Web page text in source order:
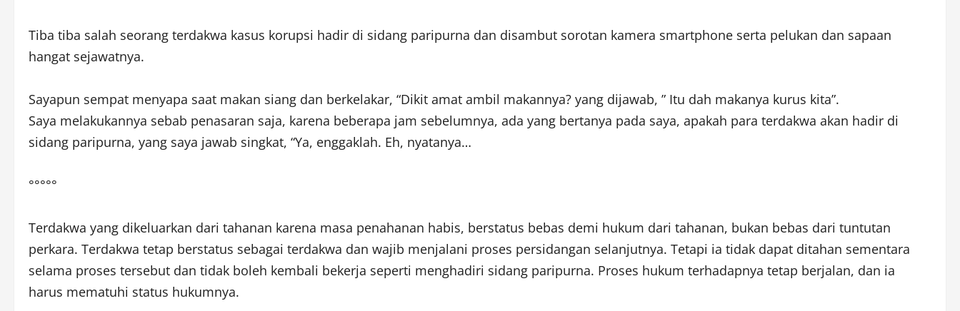
Tiba tiba salah seorang terdakwa kasus korupsi hadir di sidang paripurna dan disambut sorotan kamera smartphone serta pelukan dan sapaan
hangat sejawatnya.
Sayapun sempat menyapa saat makan siang dan berkelakar, “Dikit amat ambil makannya? yang dijawab, ” Itu dah makanya kurus kita”.
Saya melakukannya sebab penasaran saja, karena beberapa jam sebelumnya, ada yang bertanya pada saya, apakah para terdakwa akan hadir di
sidang paripurna, yang saya jawab singkat, “Ya, enggaklah. Eh, nyatanya…
°°°°°
Terdakwa yang dikeluarkan dari tahanan karena masa penahanan habis, berstatus bebas demi hukum dari tahanan, bukan bebas dari tuntutan
perkara. Terdakwa tetap berstatus sebagai terdakwa dan wajib menjalani proses persidangan selanjutnya. Tetapi ia tidak dapat ditahan sementara
selama proses tersebut dan tidak boleh kembali bekerja seperti menghadiri sidang paripurna. Proses hukum terhadapnya tetap berjalan, dan ia
harus mematuhi status hukumnya.